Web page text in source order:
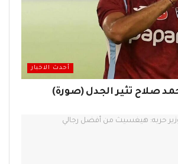
أحدث الاخبار
صلاح تثير الجدل (صورة)